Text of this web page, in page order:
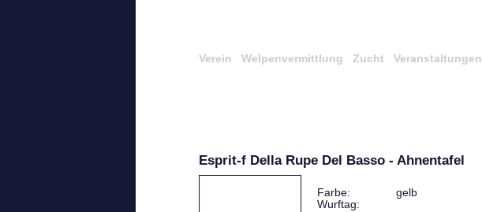
Verein Welpenvermittlung Zucht Veranstaltungen
Esprit-f Della Rupe Del Basso - Ahnentafel
Farbe: gelb
Wurftag: